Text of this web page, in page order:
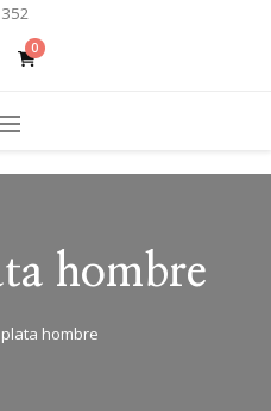
0
hombre
hombre